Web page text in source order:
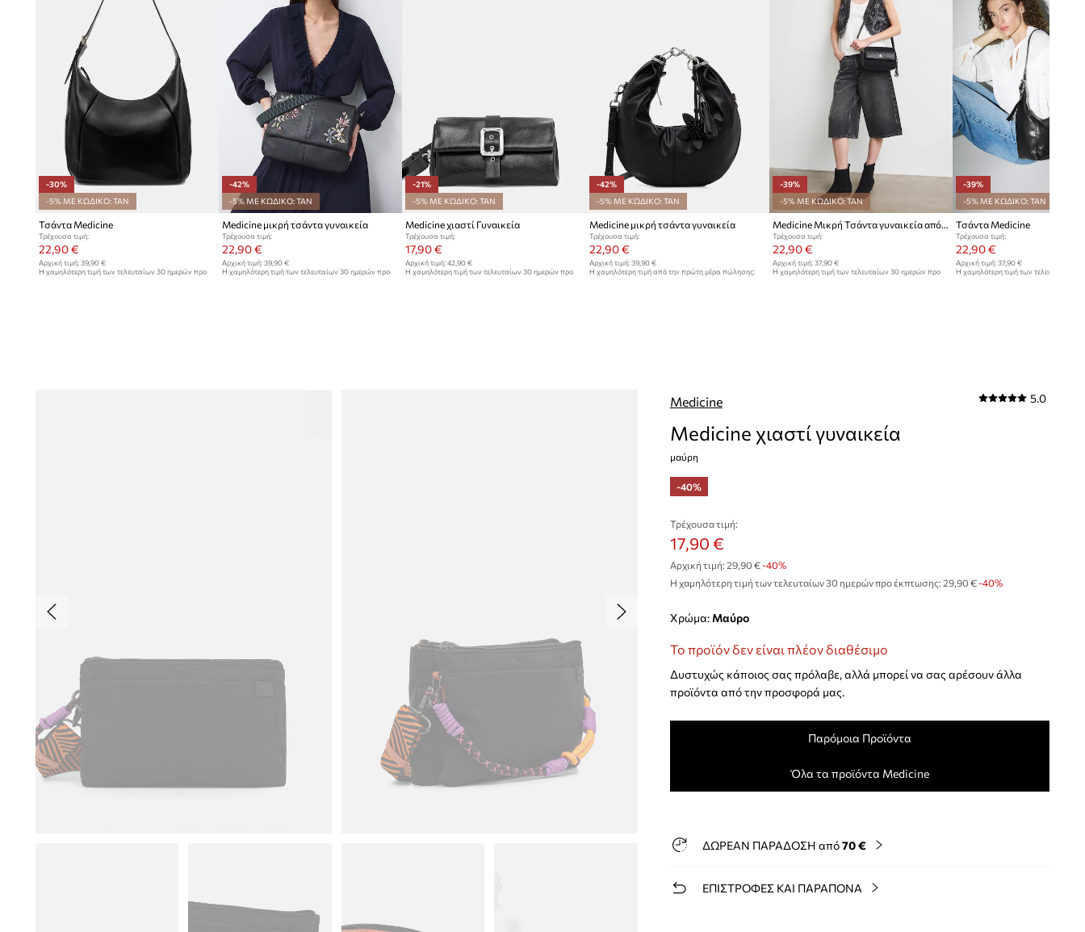
-30%
-5% ΜΕ ΚΩΔΙΚΟ: TAN
Τσάντα Medicine
Τρέχουσα τιμή:
22,90 €
Αρχική τιμή: 39,90 €
Η χαμηλότερη τιμή των τελευταίων 30 ημερών προ
-42%
-5% ΜΕ ΚΩΔΙΚΟ: TAN
Medicine μικρή τσάντα γυναικεία
Τρέχουσα τιμή:
22,90 €
Αρχική τιμή:39,90 €
Η χαμηλότερη τιμή των τελευταίων 30 ημερών προ
-21%
-5% ΜΕ ΚΩΔΙΚΟ: TAN
Medicine χιαστί Γυναικεία
Τρέχουσα τιμή:
17,90 €
Αρχική τιμή: 42,90 €
Η χαμηλότερη τιμή των τελευταίων 30 ημερών προ
-42%
-5% ΜΕ ΚΩΔΙΚΟ: TAN
Medicine μικρή τσάντα γυναικεία
Τρέχουσα τιμή:
22,90 €
Αρχική τιμή: 39,90 €
Η χαμηλότερη τιμή από την πρώτη μέρα πώλησης:
-39%
-5% ΜΕ ΚΩΔΙΚΟ: TAN
Medicine Μικρή Τσάντα γυναικεία από απομίμηση δέρματος
Τρέχουσα τιμή:
22,90 €
Αρχική τιμή:37,90 €
Η χαμηλότερη τιμή των τελευταίων 30 ημερών προ
-39%
-5% ΜΕ ΚΩΔΙΚΟ: TAN
Τσάντα Medicine
Τρέχουσα τιμή:
22,90 €
Αρχική τιμή: 37,90 €
Η χαμηλότερη τιμή των τελευταίων
Medicine 5.0
Medicine χιαστί γυναικεία
μαύρη
-40%
Τρέχουσα τιμή:
17,90 €
Αρχική τιμή: 29,90 €-40%
Η χαμηλότερη τιμή των τελευταίων 30 ημερών προ έκπτωσης: 29,90 € -40%
Χρώμα: μαύρο
Το προϊόν δεν είναι πλέον διαθέσιμο
Δυστυχώς κάποιος σας πρόλαβε, αλλά μπορεί να σας αρέσουν άλλα
προϊόντα από την προσφορά μας.
Παρόμοια Προϊόντα
Όλα τα προϊόντα Medicine
ΔΩΡΕΑΝ ΠΑΡΑΔΟΣΗ από70 €
ΕΠΙΣΤΡΟΦΕΣ ΚΑΙ ΠΑΡΑΠΟΝΑ